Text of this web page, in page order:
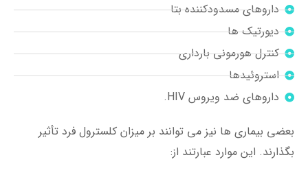
داروهای مسدودکننده بتا
دیورتیک ها
کنترل هورمونی بارداری
استروئیدها
داروهای ضد ویروس HIV.
بعضی بیماری ها نیز می توانند بر میزان کلسترول فرد تأثیر
بگذارند. این موارد عبارتند از: